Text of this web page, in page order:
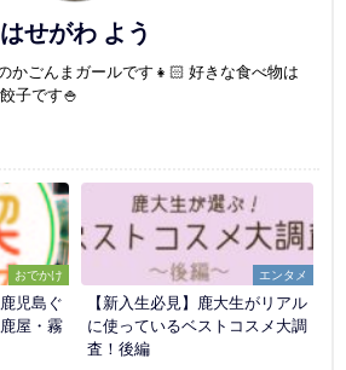
はせがわ よう
かごんまガールです👧🏻 好きな食べ物は
子です🍚
おでかけ
児島ぐ
屋・霧
エンタメ
【新入生必見】鹿大生がリアル
に使っているベストコスメ大調
査！後編